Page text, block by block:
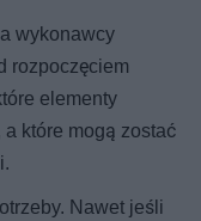
wykonawcy
rozpoczęciem
elementy
które mogą zostać
Nawet jeśli